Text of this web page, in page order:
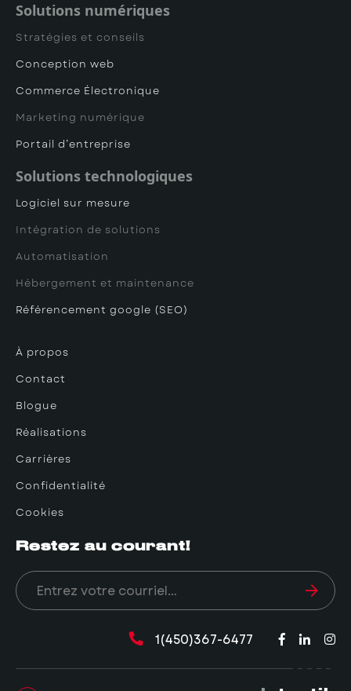
Solutions numériques
Stratégies et conseils
Conception web
Commerce Électronique
Marketing numérique
Portail d’entreprise
Solutions technologiques
Logiciel sur mesure
Intégration de solutions
Automatisation
Hébergement et maintenance
Référencement google (SEO)
À propos
Contact
Blogue
Réalisations
Carrières
Confidentialité
Cookies
Restez au courant!
1(450)367-6477